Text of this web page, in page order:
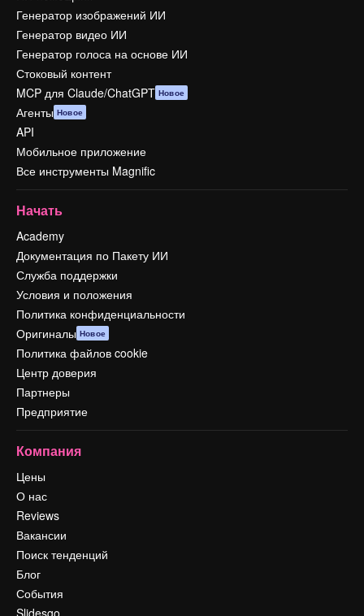
Генератор изображений ИИ
Генератор видео ИИ
Генератор голоса на основе ИИ
Стоковый контент
MCP для Claude/ChatGPT Новое
Агенты Новое
API
Мобильное приложение
Все инструменты Magnific
Начать
Academy
Документация по Пакету ИИ
Служба поддержки
Условия и положения
Политика конфиденциальности
Оригиналы Новое
Политика файлов cookie
Центр доверия
Партнеры
Предприятие
Компания
Цены
О нас
Reviews
Вакансии
Поиск тенденций
Блог
События